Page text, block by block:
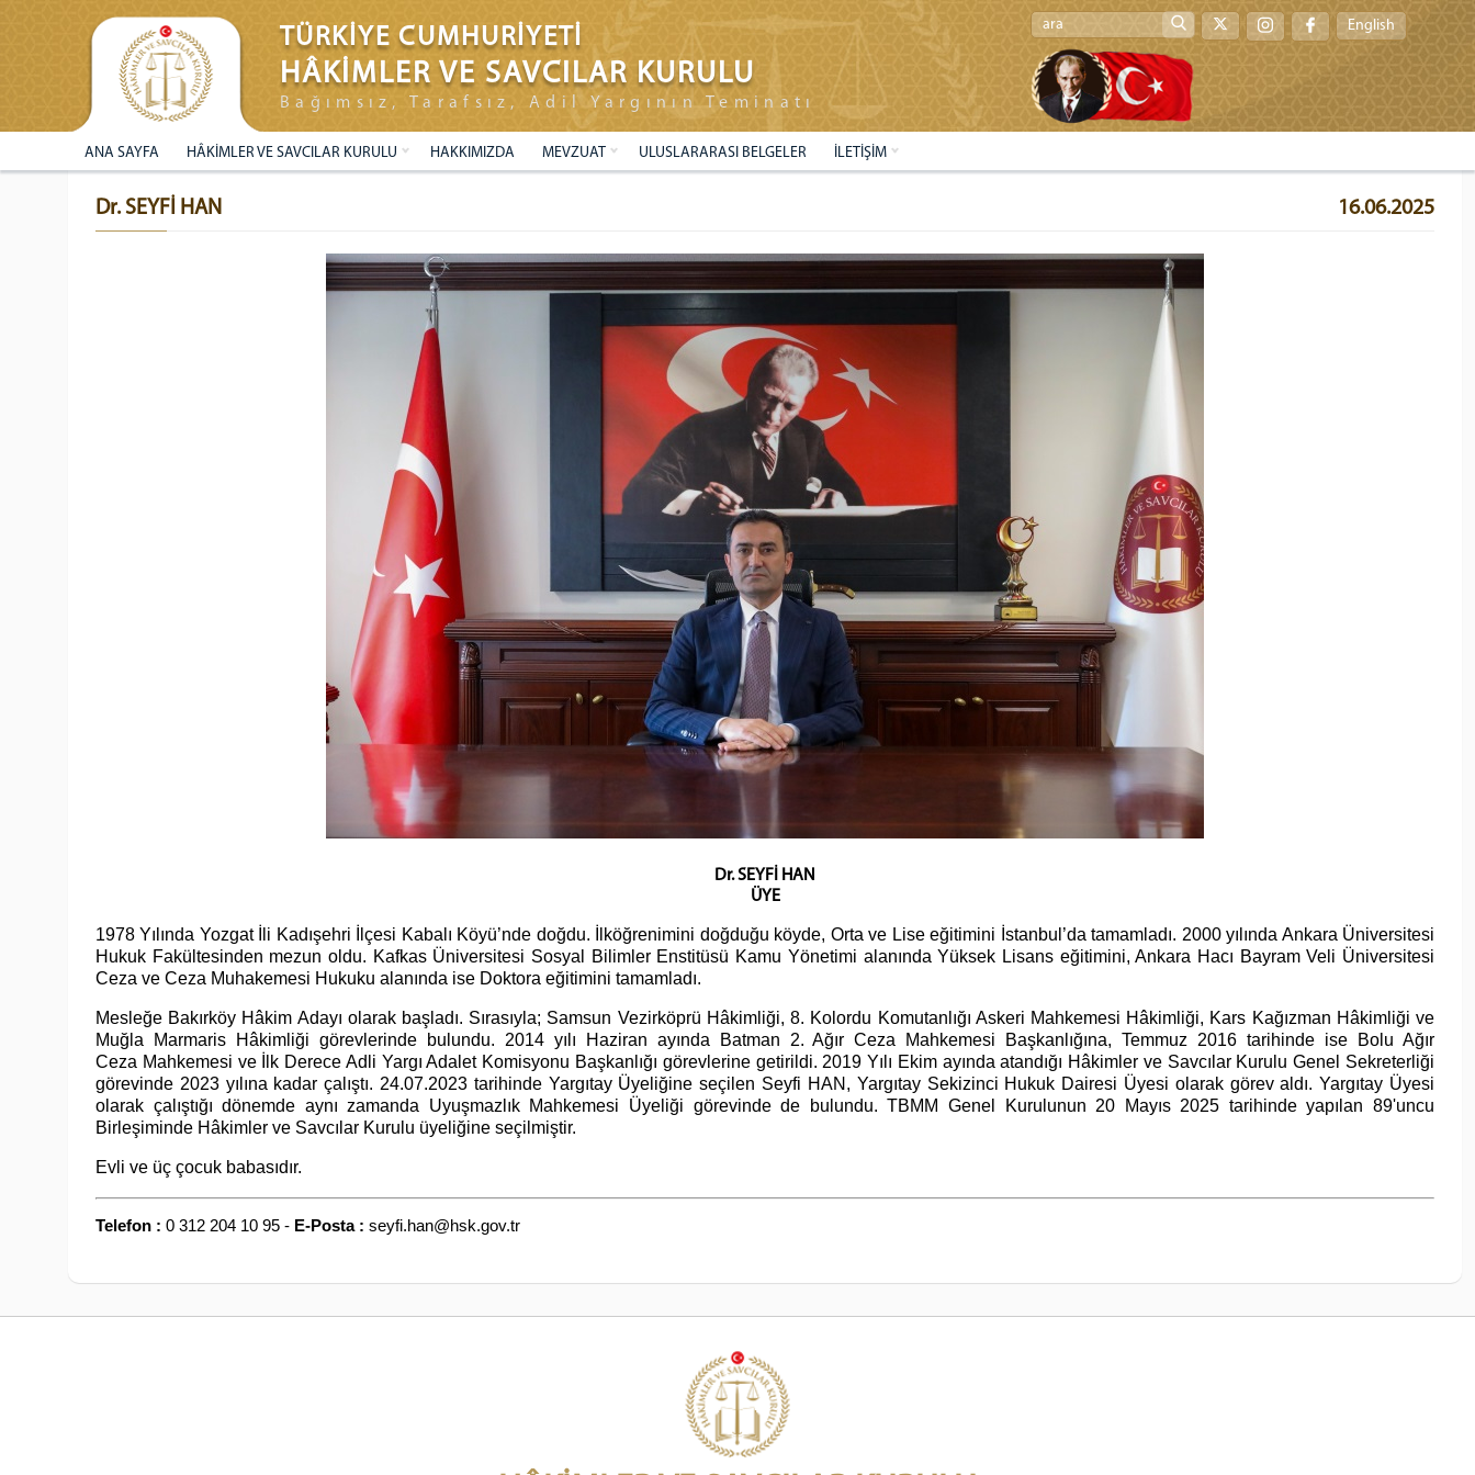
TÜRKİYE CUMHURİYETİ
HÂKİMLER VE SAVCILAR KURULU
Bağımsız, Tarafsız, Adil Yargının Teminatı
English
ANA SAYFA HÂKİMLER VE SAVCILAR KURULU HAKKIMIZDA MEVZUAT ULUSLARARASI BELGELER İLETİŞİM
Dr. SEYFİ HAN 16.06.2025
Dr. SEYFİ HAN
ÜYE
1978 Yılında Yozgat İli Kadışehri İlçesi Kabalı Köyü’nde doğdu. İlköğrenimini doğduğu köyde, Orta ve Lise eğitimini İstanbul’da tamamladı. 2000 yılında Ankara Üniversitesi
Hukuk Fakültesinden mezun oldu. Kafkas Üniversitesi Sosyal Bilimler Enstitüsü Kamu Yönetimi alanında Yüksek Lisans eğitimini, Ankara Hacı Bayram Veli Üniversitesi
Ceza ve Ceza Muhakemesi Hukuku alanında ise Doktora eğitimini tamamladı.
Mesleğe Bakırköy Hâkim Adayı olarak başladı. Sırasıyla; Samsun Vezirköprü Hâkimliği, 8. Kolordu Komutanlığı Askeri Mahkemesi Hâkimliği, Kars Kağızman Hâkimliği ve
Muğla Marmaris Hâkimliği görevlerinde bulundu. 2014 yılı Haziran ayında Batman 2. Ağır Ceza Mahkemesi Başkanlığına, Temmuz 2016 tarihinde ise Bolu Ağır
Ceza Mahkemesi ve İlk Derece Adli Yargı Adalet Komisyonu Başkanlığı görevlerine getirildi. 2019 Yılı Ekim ayında atandığı Hâkimler ve Savcılar Kurulu Genel Sekreterliği
görevinde 2023 yılına kadar çalıştı. 24.07.2023 tarihinde Yargıtay Üyeliğine seçilen Seyfi HAN, Yargıtay Sekizinci Hukuk Dairesi Üyesi olarak görev aldı. Yargıtay Üyesi
olarak çalıştığı dönemde aynı zamanda Uyuşmazlık Mahkemesi Üyeliği görevinde de bulundu. TBMM Genel Kurulunun 20 Mayıs 2025 tarihinde yapılan 89'uncu
Birleşiminde Hâkimler ve Savcılar Kurulu üyeliğine seçilmiştir.
Evli ve üç çocuk babasıdır.
Telefon : 0 312 204 10 95 - E-Posta : seyfi.han@hsk.gov.tr